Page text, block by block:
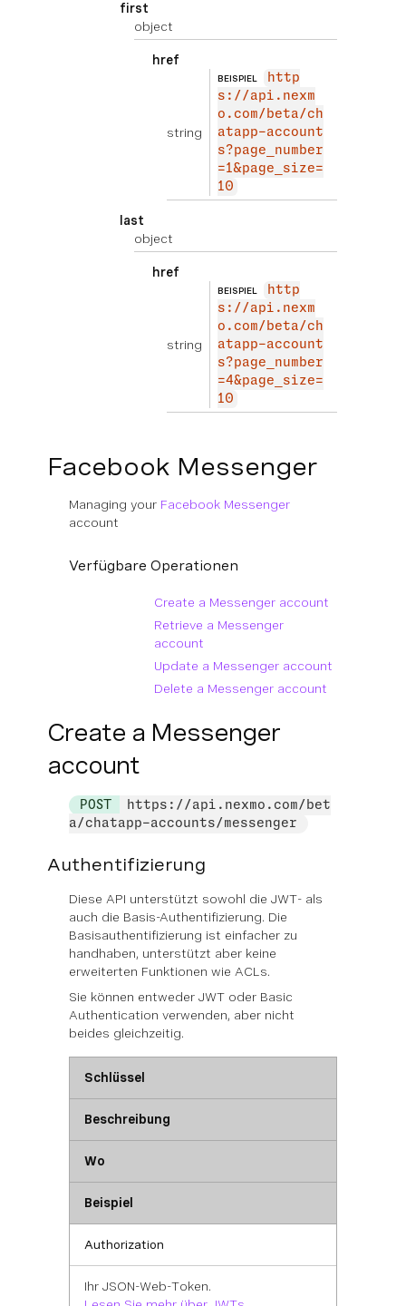
first
object
href
string
BEISPIEL
http
s://api.nexm
o.com/beta/ch
atapp-account
s?page_number
=1&page_size=
10
last
object
href
string
BEISPIEL
http
s://api.nexm
o.com/beta/ch
atapp-account
s?page_number
=4&page_size=
10
Facebook Messenger
Managing your Facebook Messenger
account
Verfügbare Operationen
Create a Messenger account
Retrieve a Messenger
account
Update a Messenger account
Delete a Messenger account
Create a Messenger
account
POST
https://api.nexmo.com/bet
a/chatapp-accounts/messenger
Authentifizierung
Diese API unterstützt sowohl die JWT- als
auch die Basis-Authentifizierung. Die
Basisauthentifizierung ist einfacher zu
handhaben, unterstützt aber keine
erweiterten Funktionen wie ACLs.
Sie können entweder JWT oder Basic
Authentication verwenden, aber nicht
beides gleichzeitig.
Schlüssel
Beschreibung
Wo
Beispiel
Authorization
Ihr JSON-Web-Token.